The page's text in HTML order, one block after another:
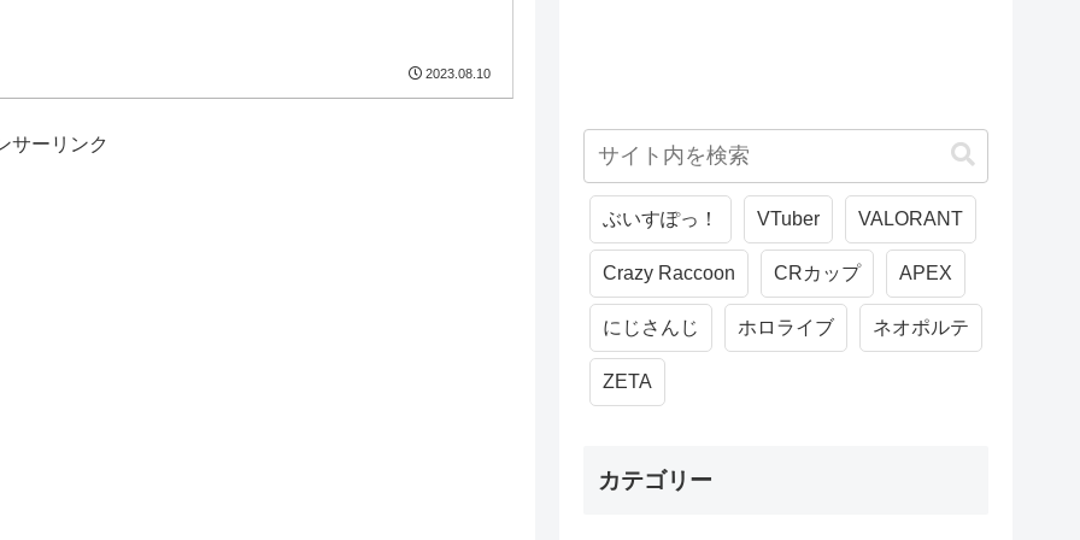
2023.08.10
サーリンク
ぶいすぽっ！ VTuber VALORANT
Crazy Raccoon CRカップ APEX
にじさんじ ホロライブ ネオポルテ
ZETA
カテゴリー